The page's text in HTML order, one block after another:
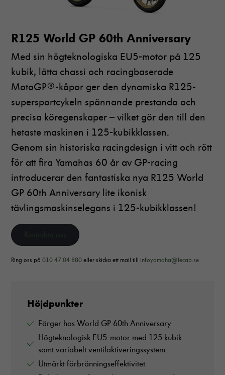
R125 World GP 60th Anniversary
Med sin högteknologiska EU5-motor på 125
kubik, lätta chassi och racingbaserade
MotoGP®-kåpor ger den dynamiska R125-
supersportcykeln spännande prestanda och
precisa köregenskaper – vilket gör den till den
hetaste maskinen i 125-kubikklassen.
Genom sin historiska racingdesign i vitt och rött
för att fira Yamahas 60 år av GP-racing
introducerar den fantastiska nya R125 World
GP 60th Anniversary lite ikonisk
tävlingsmaskinselegans i 125-kubikklassen!
Ring oss på010 47 04 880 eller skicka ett mail till infoyamaha@lecab.se
Höjdpunkter
Färger hos World GP 60th Anniversary
Högteknologisk EU5-motor med 125 kubik
samt variabelt ventilaktiveringssystem
Utmärkt förbränningseffektivitet